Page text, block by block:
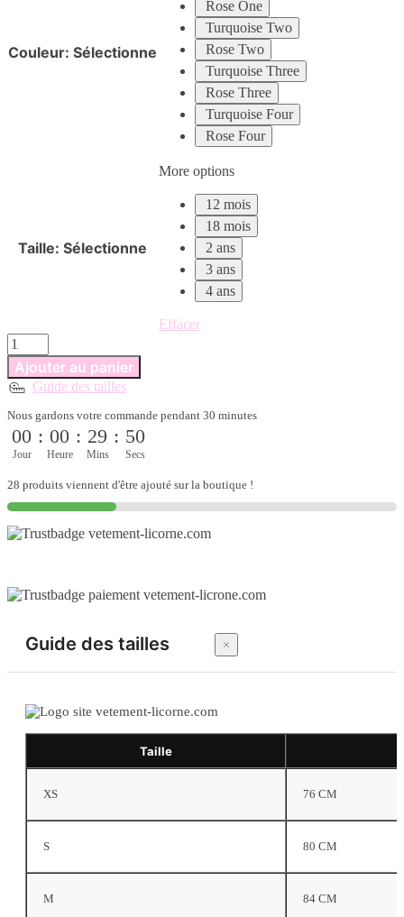
Couleur: Sélectionne
Rose One
Turquoise Two
Rose Two
Turquoise Three
Rose Three
Turquoise Four
Rose Four
Taille: Sélectionne
More options
12 mois
18 mois
2 ans
3 ans
4 ans
Effacer
quantité
de
Robe
licorne
pour
petite
princesse
Ajouter au panier
Guide des tailles
Nous gardons votre commande pendant 30 minutes
00
Jour
: 00
Heure
: 29
Mins
: 50
Secs
28 produits viennent d'être ajouté sur la boutique !
Guide des tailles
Taille
XS 76 CM
S 80 CM
M 84 CM